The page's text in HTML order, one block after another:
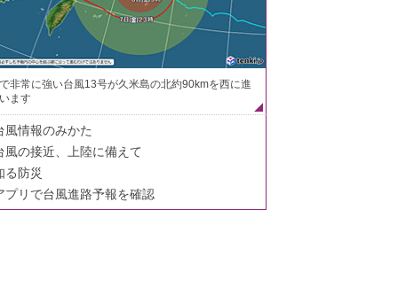
非常に強い台風13号が久米島の北約90kmを西に進
ます
風情報のみかた
風の接近、上陸に備えて
る防災
プリで台風進路予報を確認